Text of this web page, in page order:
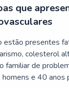
que
estão presentes
colesterol
familiar de
homens e 40 anos